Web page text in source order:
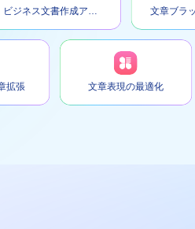
ビジネス文書作成アシスト 文章ブラッシュ
文章表現の最適化